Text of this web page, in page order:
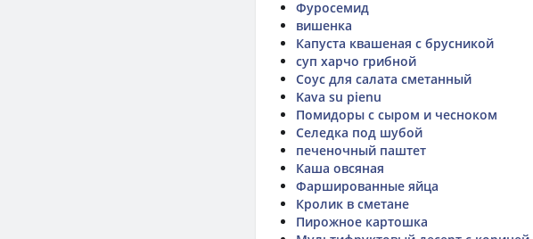
Фуросемид
вишенка
Капуста квашеная с брусникой
суп харчо грибной
Соус для салата сметанный
Kava su pienu
Помидоры с сыром и чесноком
Селедка под шубой
печеночный паштет
Каша овсяная
Фаршированные яйца
Кролик в сметане
Пирожное картошка